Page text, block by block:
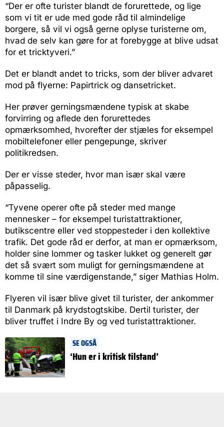
“Der er ofte turister blandt de forurettede, og lige
som vi tit er ude med gode råd til almindelige
borgere, så vil vi også gerne oplyse turisterne om,
hvad de selv kan gøre for at forebygge at blive udsat
for et tricktyveri.”
Det er blandt andet to tricks, som der bliver advaret
mod på flyerne: Papirtrick og dansetricket.
Her prøver gerningsmændene typisk at skabe
forvirring og aflede den forurettedes
opmærksomhed, hvorefter der stjæles for eksempel
mobiltelefoner eller pengepunge, skriver
politikredsen.
Der er visse steder, hvor man især skal være
påpasselig.
“Tyvene operer ofte på steder med mange
mennesker – for eksempel turistattraktioner,
butikscentre eller ved stoppesteder i den kollektive
trafik. Det gode råd er derfor, at man er opmærksom,
holder sine lommer og tasker lukket og generelt gør
det så svært som muligt for gerningsmændene at
komme til sine værdigenstande,” siger Mathias Holm.
Flyeren vil især blive givet til turister, der ankommer
til Danmark på krydstogtskibe. Dertil turister, der
bliver truffet i Indre By og ved turistattraktioner.
SE OGSÅ
‘Hun er i kritisk tilstand’